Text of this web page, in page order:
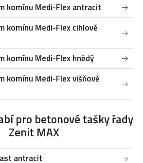
komínu Medi-Flex antracit
komínu Medi-Flex cihlově
komínu Medi-Flex hnědý
komínu Medi-Flex višňově
pro betonové tašky řady
Zenit MAX
antracit